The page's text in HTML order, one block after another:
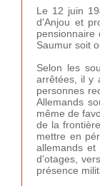
Le 12 juin
d'Anjou et
pensionnaire
Saumur soit
Selon les
arrêtées, il y
personnes
Allemands
même de
de la
mettre en
allemands
d'otages,
présence